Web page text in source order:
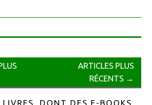
des articles
ARTICLES PLUS
RÉCENTS →
LIVRES, DONT DES E-BOOKS